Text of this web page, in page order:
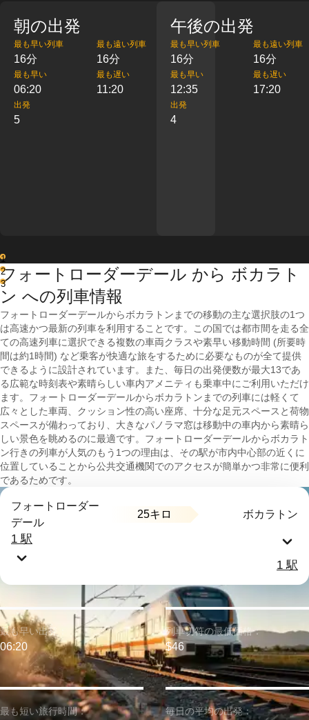
朝の出発
最も早い列車
16分
最も遠い列車
16分
最も早い
06:20
最も遅い
11:20
出発
5
午後の出発
最も早い列車
16分
最も遠い列車
16分
最も早い
12:35
最も遅い
17:20
出発
4
1
2
3
フォートローダーデール から ボカラト
ン への列車情報
フォートローダーデールからボカラトンまでの移動の主な選択肢の1つ
は高速かつ最新の列車を利用することです。この国では都市間を走る全
ての高速列車に選択できる複数の車両クラスや素早い移動時間 (所要時
間は約1時間) など乗客が快適な旅をするために必要なものが全て提供
できるように設計されています。また、毎日の出発便数が最大13であ
る広範な時刻表や素晴らしい車内アメニティも乗車中にご利用いただけ
ます。フォートローダーデールからボカラトンまでの列車には軽くて
広々とした車両、クッション性の高い座席、十分な足元スペースと荷物
スペースが備わっており、大きなパノラマ窓は移動中の車内から素晴ら
しい景色を眺めるのに最適です。フォートローダーデールからボカラト
ン行きの列車が人気のもう1つの理由は、その駅が市内中心部の近くに
位置していることから公共交通機関でのアクセスが簡単かつ非常に便利
であるためです。
フォートローダー
デール
25キロ ボカラトン
1 駅
1 駅
最も短い旅行時間：
最も早い出発：
06:20
列車切符の最低価格：
$46
毎日の平均の出発：